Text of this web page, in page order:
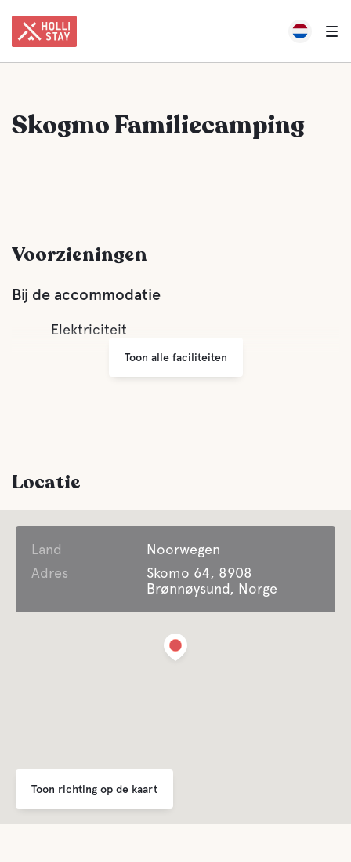
Skogmo Familiecamping
Voorzieningen
Bij de accommodatie
Elektriciteit
Toon alle faciliteiten
Locatie
Land
Noorwegen
Adres
Skomo 64, 8908
Brønnøysund, Norge
Toon richting op de kaart